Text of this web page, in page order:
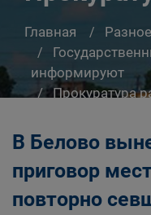
Главная
Разное
информируют
Прокуратура
В Белово
приговор
повторно